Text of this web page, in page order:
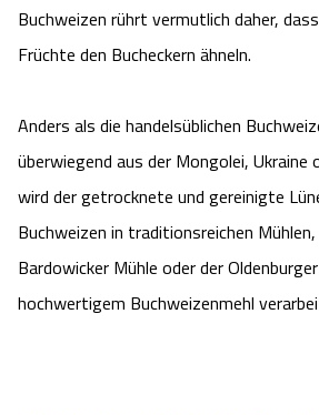
Buchweizen rührt vermutlich daher,
Früchte den Bucheckern ähneln.
Anders als die handelsüblichen
überwiegend aus der Mongolei, Ukraine
wird der getrocknete und gereinigte
Buchweizen in traditionsreichen
Bardowicker Mühle oder der
hochwertigem Buchweizenmehl